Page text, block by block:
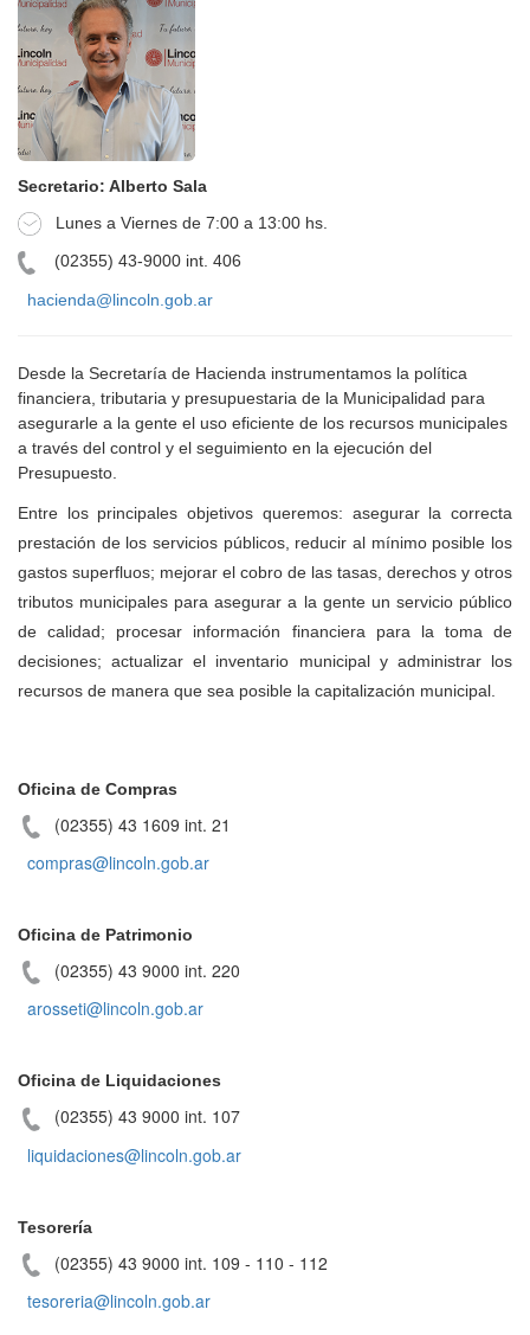
Secretario: Alberto Sala
Lunes a Viernes de 7:00 a 13:00 hs.
(02355) 43-9000 int. 406
hacienda@lincoln.gob.ar
Desde la Secretaría de Hacienda instrumentamos la política
financiera, tributaria y presupuestaria de la Municipalidad para
asegurarle a la gente el uso eficiente de los recursos municipales
a través del control y el seguimiento en la ejecución del
Presupuesto.
Entre los principales objetivos queremos: asegurar la correcta
prestación de los servicios públicos, reducir al mínimo posible los
gastos superfluos; mejorar el cobro de las tasas, derechos y otros
tributos municipales para asegurar a la gente un servicio público
de calidad; procesar información financiera para la toma de
decisiones; actualizar el inventario municipal y administrar los
recursos de manera que sea posible la capitalización municipal.
Oficina de Compras
(02355) 43 1609 int. 21
compras@lincoln.gob.ar
Oficina de Patrimonio
(02355) 43 9000 int. 220
arosseti@lincoln.gob.ar
Oficina de Liquidaciones
(02355) 43 9000 int. 107
liquidaciones@lincoln.gob.ar
Tesorería
(02355) 43 9000 int. 109 - 110 - 112
tesoreria@lincoln.gob.ar